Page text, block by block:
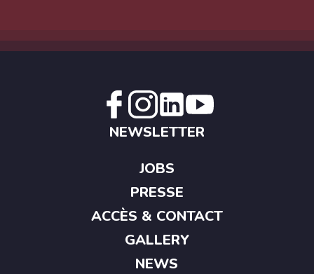
NEWSLETTER
JOBS
PRESSE
ACCÈS & CONTACT
GALLERY
NEWS